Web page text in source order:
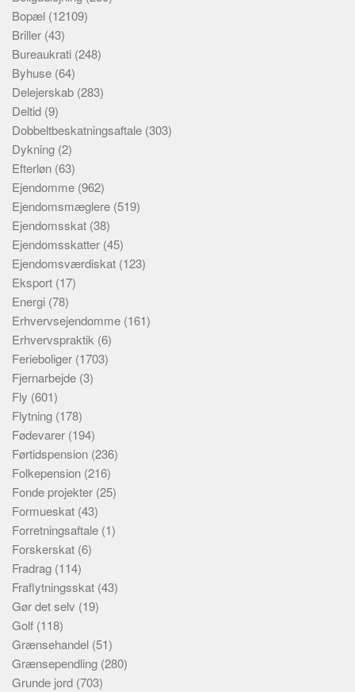
Bopæl (12109)
Briller (43)
Bureaukrati (248)
Byhuse (64)
Delejerskab (283)
Deltid (9)
Dobbeltbeskatningsaftale (303)
Dykning (2)
Efterløn (63)
Ejendomme (962)
Ejendomsmæglere (519)
Ejendomsskat (38)
Ejendomsskatter (45)
Ejendomsværdiskat (123)
Eksport (17)
Energi (78)
Erhvervsejendomme (161)
Erhvervspraktik (6)
Ferieboliger (1703)
Fjernarbejde (3)
Fly (601)
Flytning (178)
Fødevarer (194)
Førtidspension (236)
Folkepension (216)
Fonde projekter (25)
Formueskat (43)
Forretningsaftale (1)
Forskerskat (6)
Fradrag (114)
Fraflytningsskat (43)
Gør det selv (19)
Golf (118)
Grænsehandel (51)
Grænsependling (280)
Grunde jord (703)